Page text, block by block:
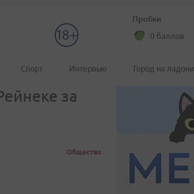
Пробки
0 баллов
Спорт Интервью Город на ладони
за
Общество